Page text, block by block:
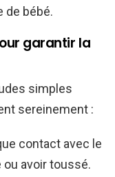
de bébé.
garantir la
simples
sereinement :
contact avec le
ou avoir toussé.